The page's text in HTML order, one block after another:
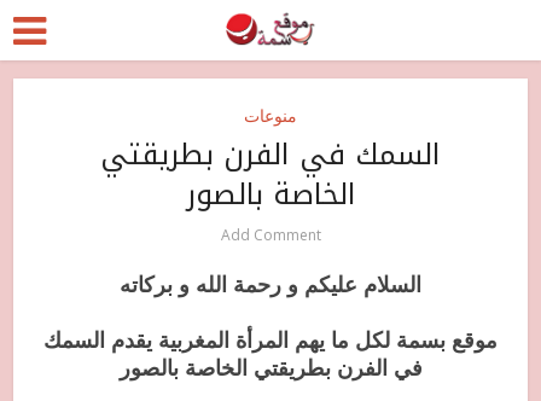
منوعات
السمك في الفرن بطريقتي
الخاصة بالصور
Add Comment
السلام عليكم و رحمة الله و بركاته
موقع بسمة لكل ما يهم المرأة المغربية يقدم السمك
في الفرن بطريقتي الخاصة بالصور